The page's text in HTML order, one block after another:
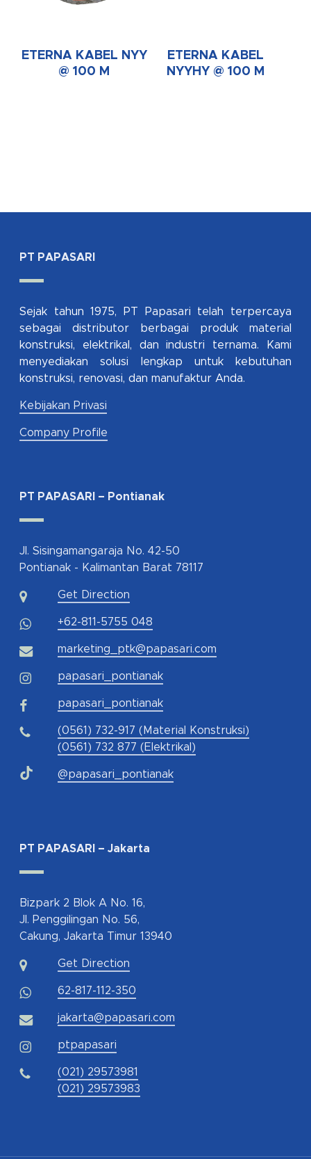
ETERNA KABEL NYY
@ 100 M
ETERNA KABEL
NYYHY @ 100 M
PT PAPASARI
Sejak tahun 1975, PT Papasari telah terpercaya
sebagai distributor berbagai produk material
konstruksi, elektrikal, dan industri ternama. Kami
menyediakan solusi lengkap untuk kebutuhan
konstruksi, renovasi, dan manufaktur Anda.
Kebijakan Privasi
Company Profile
PT PAPASARI – Pontianak
Jl. Sisingamangaraja No. 42-50
Pontianak - Kalimantan Barat 78117
Get Direction
+62-811-5755 048
marketing_ptk@papasari.com
papasari_pontianak
papasari_pontianak
(0561) 732-917 (Material Konstruksi)
(0561) 732 877 (Elektrikal)
@papasari_pontianak
PT PAPASARI – Jakarta
Bizpark 2 Blok A No. 16,
Jl. Penggilingan No. 56,
Cakung, Jakarta Timur 13940
Get Direction
62-817-112-350
jakarta@papasari.com
ptpapasari
(021) 29573981
(021) 29573983